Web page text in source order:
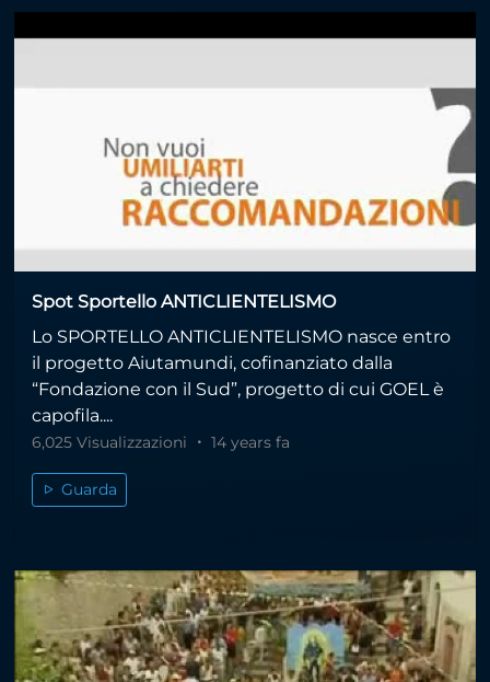
Spot Sportello ANTICLIENTELISMO
Lo SPORTELLO ANTICLIENTELISMO nasce entro
il progetto Aiutamundi, cofinanziato dalla
“Fondazione con il Sud”, progetto di cui GOEL è
capofila....
6,025 Visualizzazioni 14 years fa
Guarda